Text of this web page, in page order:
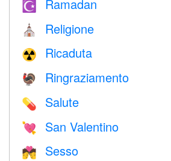
☪️ Ramadan
⛪️ Religione
☢️ Ricaduta
🦃 Ringraziamento
💊 Salute
💘 San Valentino
💏 Sesso